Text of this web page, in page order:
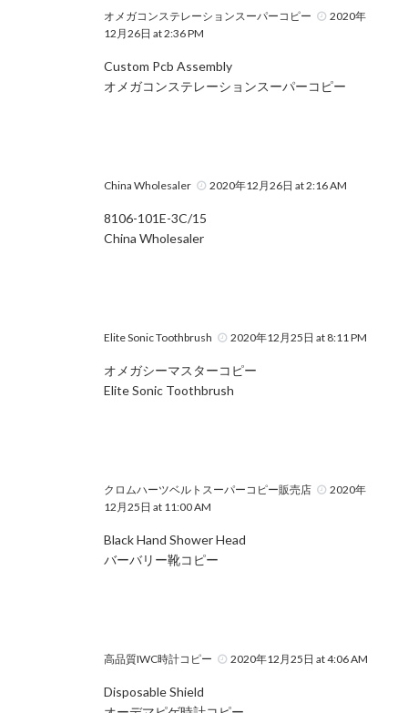
オメガコンステレーションスーパーコピー
2020年
12月26日 at 2:36 PM
Custom Pcb Assembly
オメガコンステレーションスーパーコピー
China Wholesaler 2020年12月26日 at 2:16 AM
8106-101E-3C/15
China Wholesaler
Elite Sonic Toothbrush 2020年12月25日 at 8:11 PM
オメガシーマスターコピー
Elite Sonic Toothbrush
クロムハーツベルトスーパーコピー販売店
2020年
12月25日 at 11:00 AM
Black Hand Shower Head
バーバリー靴コピー
高品質IWC時計コピー 2020年12月25日 at 4:06 AM
Disposable Shield